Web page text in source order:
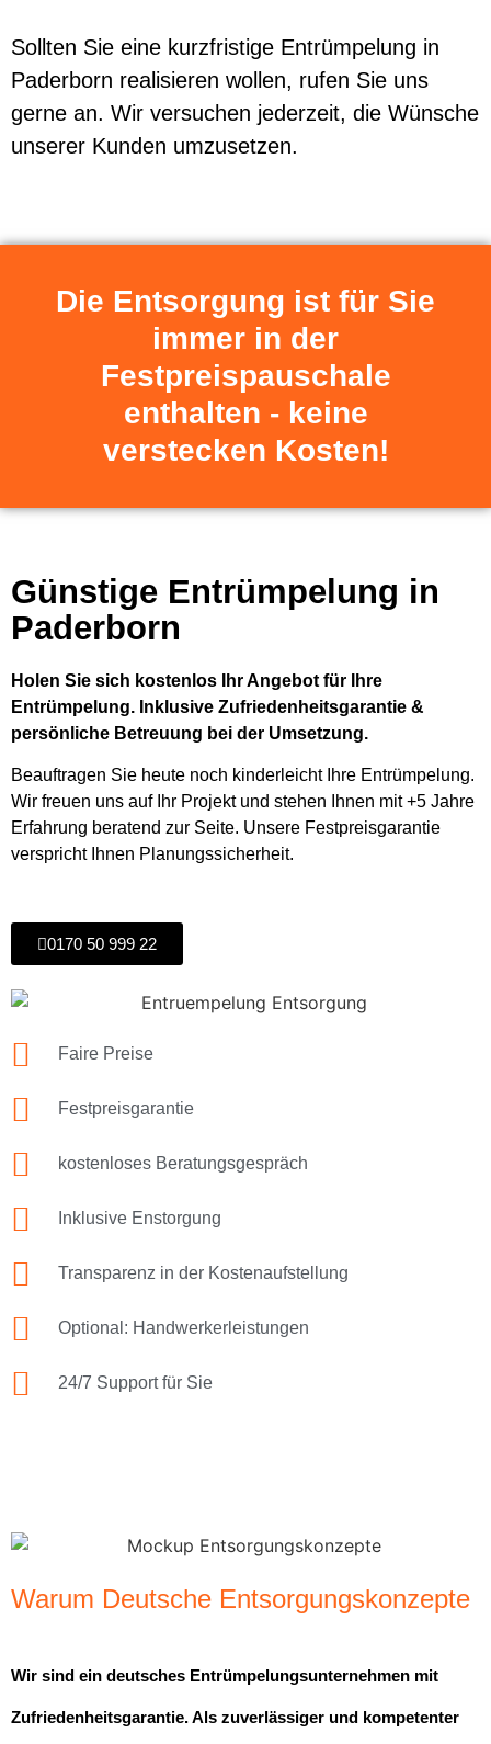
Sollten Sie eine kurzfristige Entrümpelung in
Paderborn realisieren wollen, rufen Sie uns
gerne an. Wir versuchen jederzeit, die Wünsche
unserer Kunden umzusetzen.
Die Entsorgung ist für Sie
immer in der
Festpreispauschale
enthalten - keine
verstecken Kosten!
Günstige Entrümpelung in
Paderborn
Holen Sie sich kostenlos Ihr Angebot für Ihre
Entrümpelung. Inklusive Zufriedenheitsgarantie &
persönliche Betreuung bei der Umsetzung.
Beauftragen Sie heute noch kinderleicht Ihre Entrümpelung.
Wir freuen uns auf Ihr Projekt und stehen Ihnen mit +5 Jahre
Erfahrung beratend zur Seite. Unsere Festpreisgarantie
verspricht Ihnen Planungssicherheit.
0170 50 999 22
Faire Preise
Festpreisgarantie
kostenloses Beratungsgespräch
Inklusive Enstorgung
Transparenz in der Kostenaufstellung
Optional: Handwerkerleistungen
24/7 Support für Sie
Warum Deutsche Entsorgungskonzepte
Wir sind ein deutsches Entrümpelungsunternehmen mit
Zufriedenheitsgarantie. Als zuverlässiger und kompetenter